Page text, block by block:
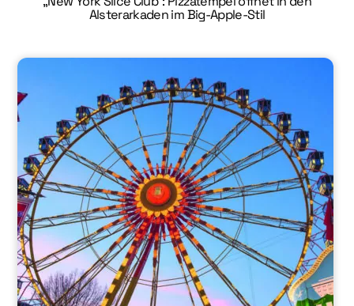
Alsterarkaden im Big-Apple-Stil